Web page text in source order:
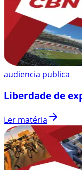
audiencia publica
Liberdade de
Ler matéria